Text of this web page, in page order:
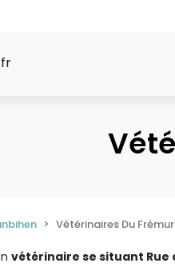
Vétérinaires Du Frémur
vétérinaire se situant Rue